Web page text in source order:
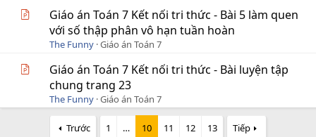
Giáo án Toán 7 Kết nối tri thức - Bài 5 làm quen
với số thập phân vô hạn tuần hoàn
The Funny Giáo án Toán 7
Giáo án Toán 7 Kết nối tri thức - Bài luyện tập
chung trang 23
The Funny Giáo án Toán 7
Trước 1 … 10 11 12 13 Tiếp